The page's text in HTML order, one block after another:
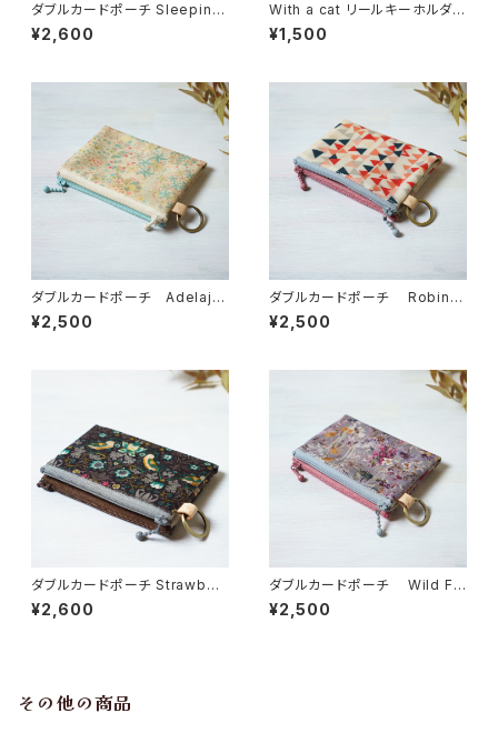
ダブルカードポーチ Sleeping
Rose（スリーピング・ローズ）レ
ッド リバティラミネート生地
¥2,600
With a cat リールキーホルダ
ー・選べる柄【受注制作】
¥1,500
ダブルカードポーチ Adelajd
a（アデラジャ） ピンクブルー
リバティラミネート生地
¥2,500
ダブルカードポーチ Robin
（ロビン）ピンク リバティラミネ
ート生地
¥2,500
ダブルカードポーチ Strawberr
y Thief（ストロベリー・シーフ）
ブラウン リバティラミネート生
¥2,600
ダブルカードポーチ Wild Fl
owers（ワイルド・フラワーズ）
リバティラミネート生地
¥2,500
その他の商品